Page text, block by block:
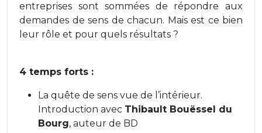
entreprises sont sommées de répondre aux
demandes de sens de chacun. Mais est ce bien
leur rôle et pour quels résultats ?
4 temps forts :
La quête de sens vue de l’intérieur.
Introduction avec Thibault Bouëssel du
Bourg, auteur de BD